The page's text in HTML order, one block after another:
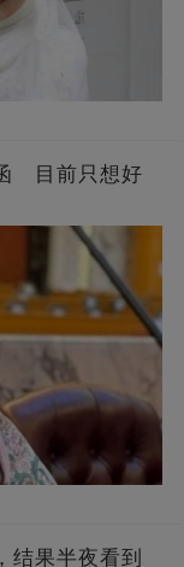
目前只想好
结果半夜看到